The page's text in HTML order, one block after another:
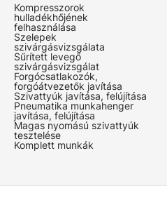
Kompresszorok
hulladékhőjének
felhasználása
Szelepek
szivárgásvizsgálata
Sűrített levegő
szivárgásvizsgálat
Forgócsatlakozók,
forgóátvezetők javítása
Szivattyúk javítása, felújítása
Pneumatika munkahenger
javítása, felújítása
Magas nyomású szivattyúk
tesztelése
Komplett munkák